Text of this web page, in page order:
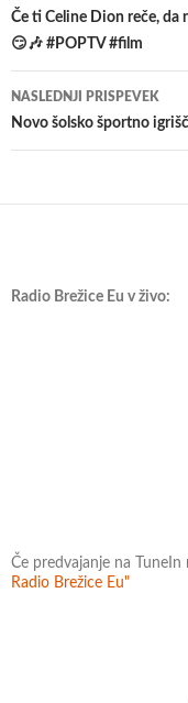
po
Če ti Celine Dion reče,
😏🎶 #POPTV #film
NASLEDNJI PRISPEVEK
Novo šolsko športno
Radio Brežice Eu v živo:
Če predvajanje na TuneIn
Radio Brežice Eu"